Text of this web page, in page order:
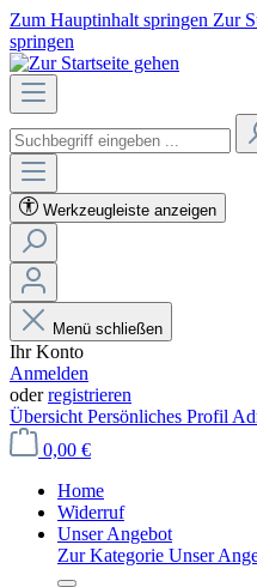
Zum Hauptinhalt springen Zur
springen
Werkzeugleiste anzeigen
Menü schließen
Ihr Konto
Anmelden
oderregistrieren
Übersicht Persönliches Profil
0,00 €
Home
Widerruf
Unser Angebot
Zur Kategorie Unser